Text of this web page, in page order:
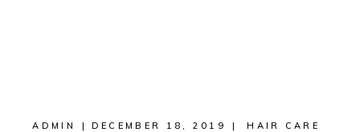
ADMIN DECEMBER 18, 2019 HAIR CARE